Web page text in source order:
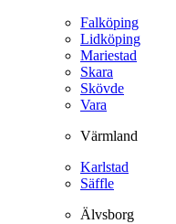
Falköping
Lidköping
Mariestad
Skara
Skövde
Vara
Värmland
Karlstad
Säffle
Älvsborg